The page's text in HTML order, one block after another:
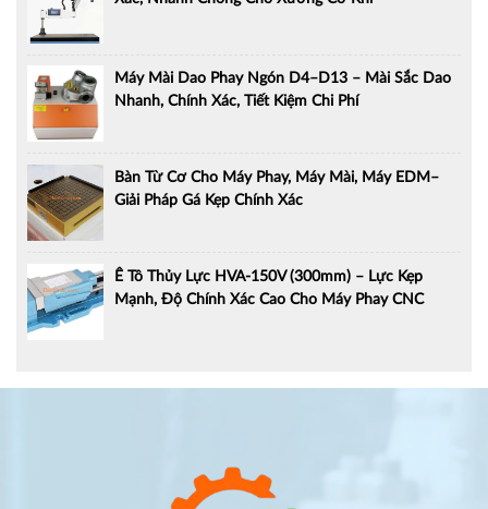
Máy Mài Dao Phay Ngón D4–D13 – Mài Sắc Dao
Nhanh, Chính Xác, Tiết Kiệm Chi Phí
Bàn Từ Cơ Cho Máy Phay, Máy Mài, Máy EDM–
Giải Pháp Gá Kẹp Chính Xác
Ê Tô Thủy Lực HVA-150V (300mm) – Lực Kẹp
Mạnh, Độ Chính Xác Cao Cho Máy Phay CNC